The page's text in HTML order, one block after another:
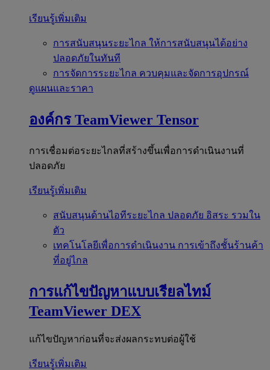
เรียนรู้เพิ่มเติม
การสนับสนุนระยะไกล ให้การสนับสนุนได้อย่าง
ปลอดภัยในทันที
การจัดการระยะไกล ควบคุมและจัดการอุปกรณ์
ดูแผนและราคา
องค์กร TeamViewer Tensor
การเชื่อมต่อระยะไกลที่สร้างขึ้นเพื่อการดำเนินงานที่
ปลอดภัย
เรียนรู้เพิ่มเติม
สนับสนุนด้านไอทีระยะไกล ปลอดภัย อิสระ รวมใน
ตัว
เทคโนโลยีเพื่อการดำเนินงาน การเข้าถึงชั้นร้านค้า
ที่อยู่ไกล
การแก้ไขปัญหาแบบเรียลไทม์
TeamViewer DEX
แก้ไขปัญหาก่อนที่จะส่งผลกระทบต่อผู้ใช้
เรียนรู้เพิ่มเติม